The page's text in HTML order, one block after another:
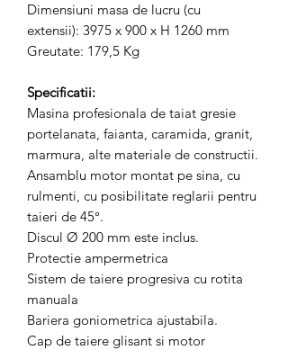
Dimensiuni masa de lucru (cu
extensii): 3975 x 900 x H 1260 mm
Greutate: 179,5 Kg
Specificatii:
Masina profesionala de taiat gresie
portelanata, faianta, caramida, granit,
marmura, alte materiale de constructii.
Ansamblu motor montat pe sina, cu
rulmenti, cu posibilitate reglarii pentru
taieri de 45°.
Discul Ø 200 mm este inclus.
Protectie ampermetrica
Sistem de taiere progresiva cu rotita
manuala
Bariera goniometrica ajustabila.
Cap de taiere glisant si motor